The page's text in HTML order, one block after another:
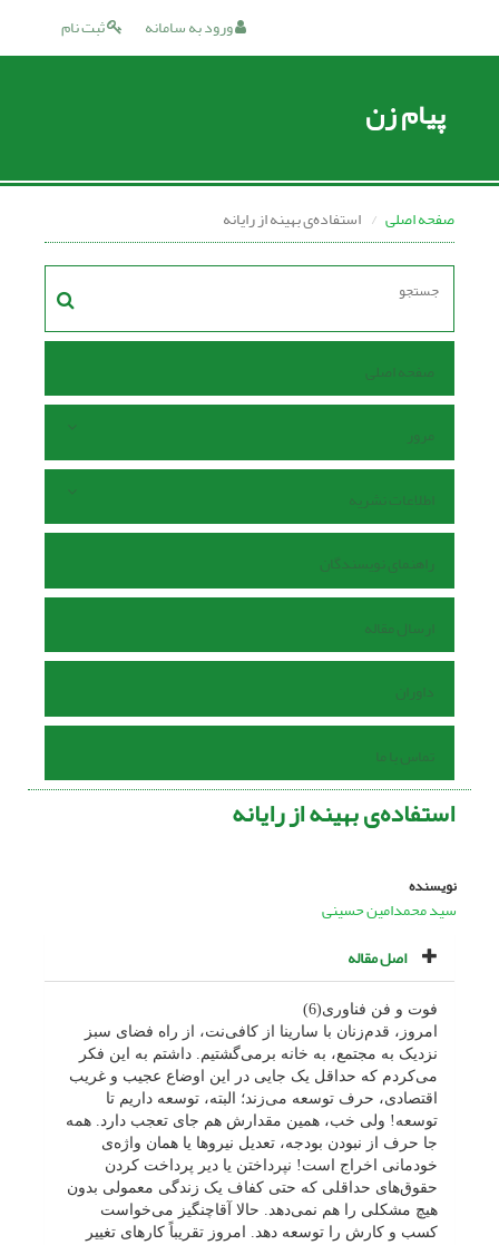
ثبت نام ورود به سامانه
پیام زن
صفحه اصلی استفاده‌ی بهینه از رایانه
صفحه اصلی
مرور
اطلاعات نشریه
راهنمای نویسندگان
ارسال مقاله
داوران
تماس با ما
استفاده‌ی بهینه از رایانه
نویسنده
سید محمدامین حسینی
اصل مقاله
فوت و فن فناوری(6)
امروز، قدم‌زنان با سارینا از کافی‌نت، از راه فضای سبز
نزدیک به مجتمع، به خانه برمی‌گشتیم. داشتم به این فکر
می‌کردم که حداقل یک جایی در این اوضاع عجیب و غریب
اقتصادی، حرف توسعه می‌زند؛ البته، توسعه داریم تا
توسعه! ولی خب، همین مقدارش هم جای تعجب دارد. همه‌
جا حرف از نبودن بودجه، تعدیل نیروها یا همان واژه‌ی
خودمانی اخراج است! نپرداختن یا دیر پرداخت کردن
حقوق‌های حداقلی که حتی کفاف یک زندگی معمولی بدون
هیچ مشکلی را هم نمی‌دهد. حالا آقاچنگیز می‌خواست
کسب و کارش را توسعه دهد. امروز تقریباً کارهای تغییر